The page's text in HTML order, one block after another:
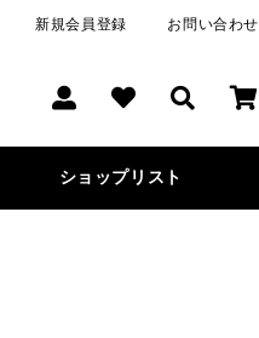
新規会員登録 お問い合わせ
ショップリスト